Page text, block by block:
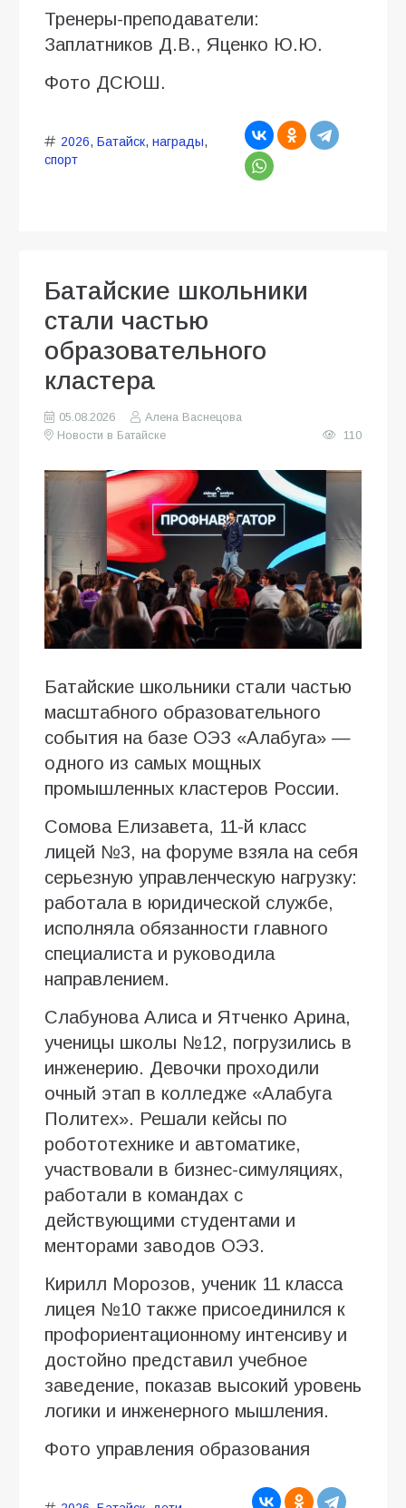
Тренеры-преподаватели:
Заплатников Д.В., Яценко Ю.Ю.
Фото ДСЮШ.
2026, Батайск, награды,
спорт
Батайские школьники
стали частью
образовательного
кластера
05.08.2026
Алена Васнецова
Новости в Батайске
110
Батайские школьники стали частью
масштабного образовательного
события на базе ОЭЗ «Алабуга» —
одного из самых мощных
промышленных кластеров России.
Сомова Елизавета, 11-й класс
лицей №3, на форуме взяла на себя
серьезную управленческую нагрузку:
работала в юридической службе,
исполняла обязанности главного
специалиста и руководила
направлением.
Слабунова Алиса и Ятченко Арина,
ученицы школы №12, погрузились в
инженерию. Девочки проходили
очный этап в колледже «Алабуга
Политех». Решали кейсы по
робототехнике и автоматике,
участвовали в бизнес-симуляциях,
работали в командах с
действующими студентами и
менторами заводов ОЭЗ.
Кирилл Морозов, ученик 11 класса
лицея №10 также присоединился к
профориентационному интенсиву и
достойно представил учебное
заведение, показав высокий уровень
логики и инженерного мышления.
Фото управления образования